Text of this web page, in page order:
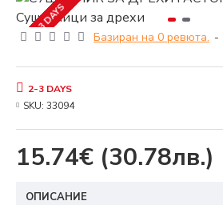
2-3 DAYS Базиран на 0 ревюта. -
15.74€ (30.78лв.)
2-3 DAYS
SKU: 33094
ОПИСАНИЕ